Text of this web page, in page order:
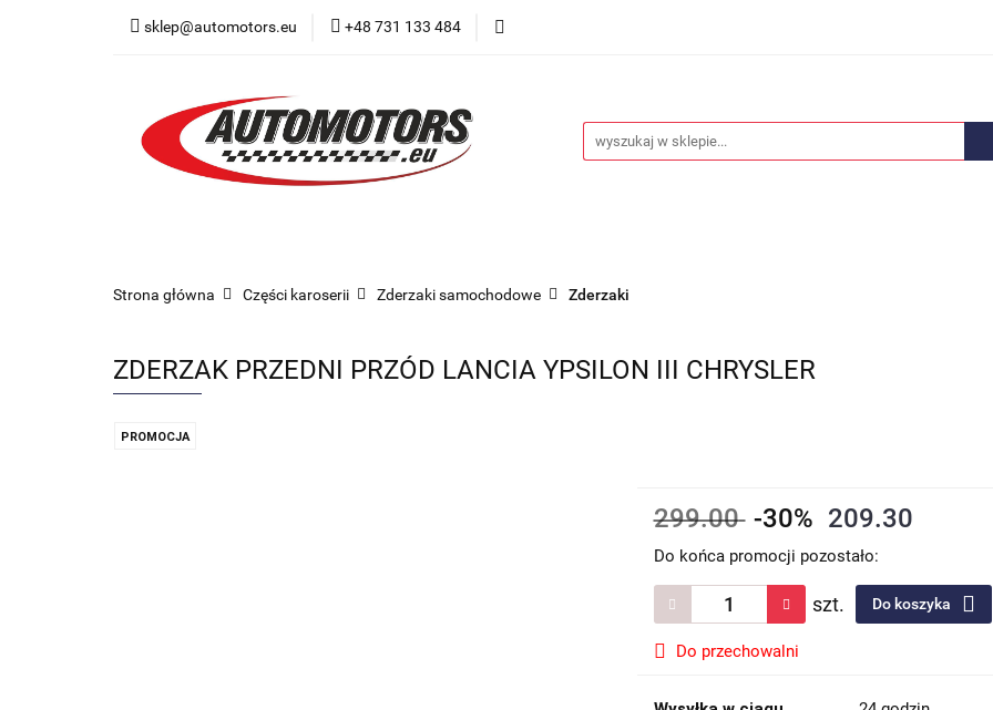
sklep@automotors.eu +48 731 133 484
Części samochodowe
Car audio Nowości
Strona główna Części karoserii Zderzaki samochodowe Zderzaki
ZDERZAK PRZEDNI PRZÓD LANCIA YPSILON III CHRYSLER
PROMOCJA
299.00 -30% 209.30
Do końca promocji pozostało:
szt. Do koszyka
Do przechowalni